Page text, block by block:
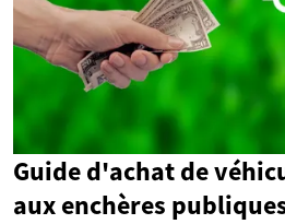
Guide d'achat de
aux enchères